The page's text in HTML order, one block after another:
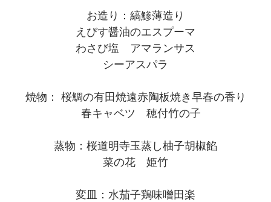
お造り：縞鯵薄造り
えびす醤油のエスプーマ
わさび塩 アマランサス
シーアスパラ
焼物： 桜鯛の有田焼遠赤陶板焼き早春の香り
春キャベツ 穂付竹の子
蒸物：桜道明寺玉蒸し柚子胡椒餡
菜の花 姫竹
変皿：水茄子鶏味噌田楽